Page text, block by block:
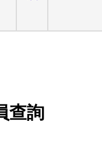
查詢